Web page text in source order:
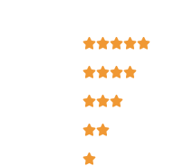




